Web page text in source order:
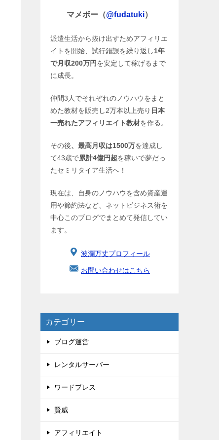
マメボー（@fudatuki）
派遣生活から抜け出すためアフィリエ
イトを開始、試行錯誤を繰り返し1年
で月収200万円を安定して稼げるまで
に成長。
仲間3人でそれぞれのノウハウをまと
めた教材を販売し2万本以上売り 日本
一売れたアフィリエイト教材を作る。
その後、最高月収は1500万を達成し
て43歳で累計4億円超を稼いで夢だっ
たセミリタイア生活へ！
現在は、自身のノウハウを含め資産運
用や節約法など、ネットビジネス術を
中心このブログでまとめて発信してい
ます。
波瀾万丈プロフィール
お問い合わせはこちら
カテゴリー
ブログ運営
レンタルサーバー
ワードプレス
賢威
アフィリエイト